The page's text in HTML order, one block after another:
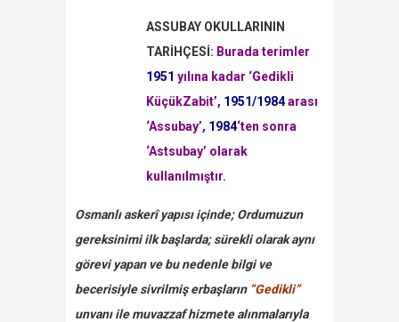
ASSUBAY OKULLARININ
TARİHÇESİ: Burada terimler
1951 yılına kadar ‘Gedikli
KüçükZabit’, 1951/1984arası
‘Assubay’, 1984‘ten sonra
‘Astsubay’ olarak
kullanılmıştır.
Osmanlı askerî yapısı içinde; Ordumuzun
gereksinimi ilk başlarda; sürekli olarak aynı
görevi yapan ve bu nedenle bilgi ve
becerisiyle sivrilmiş erbaşların “Gedikli”
unvanı ile muvazzaf hizmete alınmalarıyla